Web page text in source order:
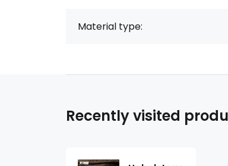
Material type:
Recently visited